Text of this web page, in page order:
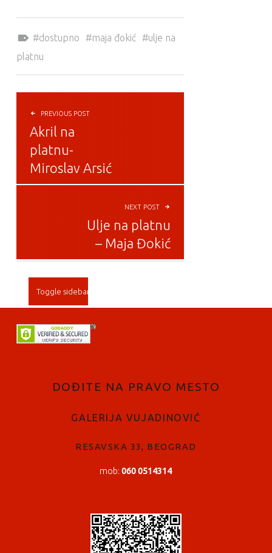
dostupno
maja đokić
ulje na
platnu
POST NAVIGATION
PREVIOUS POST
Akril na
platnu-
Miroslav Arsić
NEXT POST
Ulje na platnu
– Maja Đokić
SIDEBAR
Toggle sidebar
FOOTER SIDEBAR
DOĐITE NA PRAVO MESTO
GALERIJA VUJADINOVIĆ
RESAVSKA 33, BEOGRAD
mob:060 0514314